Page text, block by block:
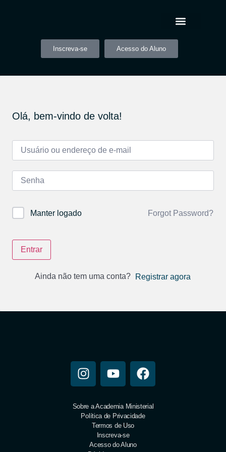
Inscreva-se Acesso do Aluno
Olá, bem-vindo de volta!
Manter logado Forgot Password?
Entrar
Ainda não tem uma conta? Registrar agora
Sobre a Academia Ministerial
Política de Privacidade
Termos de Uso
Inscreva-se
Acesso do Aluno